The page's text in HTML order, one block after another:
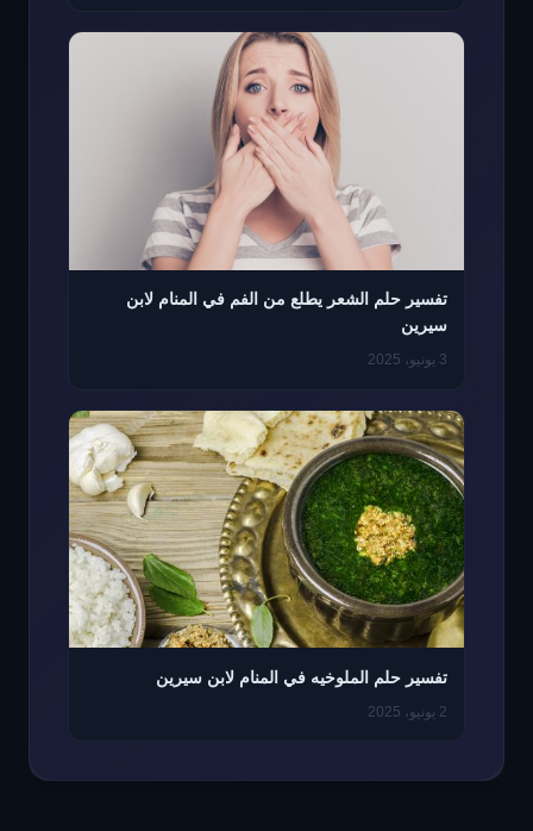
تفسير حلم الشعر يطلع من الفم في المنام لابن
سيرين
3 يونيو، 2025
تفسير حلم الملوخيه في المنام لابن سيرين
2 يونيو، 2025